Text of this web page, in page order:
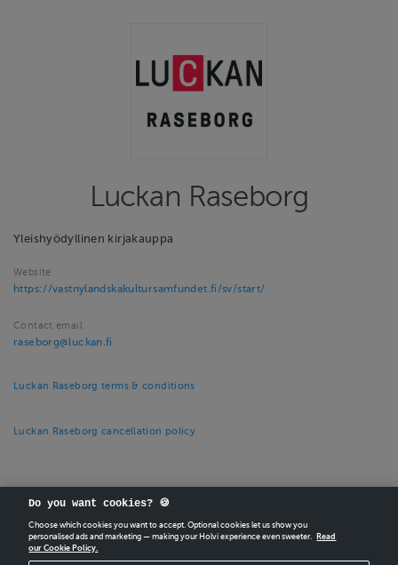
Luckan Raseborg
Yleishyödyllinen kirjakauppa
Website
https://vastnylandskakultursamfundet.fi/sv/start/
Contact email
raseborg@luckan.fi
Luckan Raseborg terms & conditions
Luckan Raseborg cancellation policy
CREATEYOUR OWN HOLVI ONLINE STORE IN MINUTES.
Do you want cookies? 🍪
Choose which cookies you want to accept. Optional cookies let us show you
personalised ads and marketing — making your Holvi experience even sweeter.
Read
our Cookie Policy.